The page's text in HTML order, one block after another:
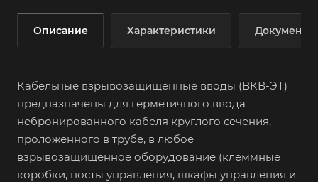
Описание Характеристики Документы
Кабельные взрывозащищенные вводы (ВКВ-ЭТ)
предназначены для герметичного ввода
небронированного кабеля круглого сечения,
проложенного в трубе, в любое
взрывозащищенное оборудование (клеммные
коробки, посты управления, шкафы управления и